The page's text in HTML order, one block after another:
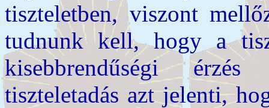
tiszteletben, viszont
tudnunk kell, hogy a
kisebbrendűségi
tiszteletadás azt jelenti,